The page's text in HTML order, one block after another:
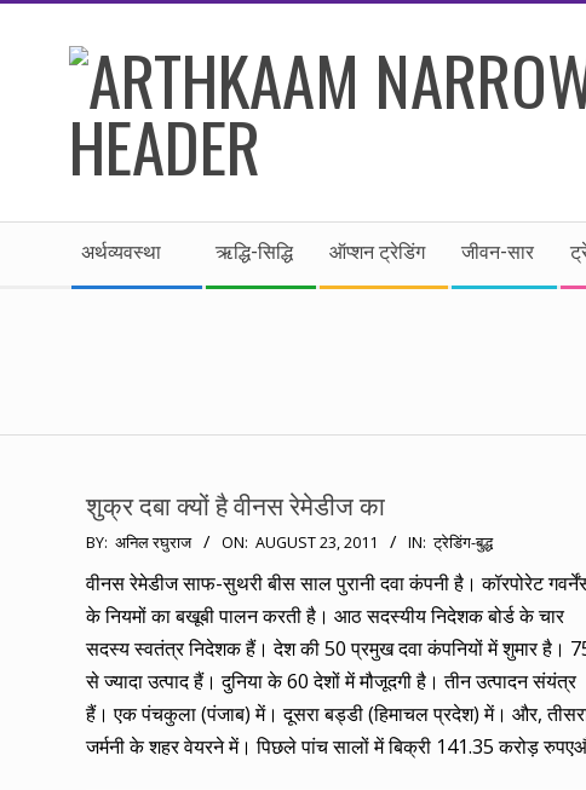
।।
अर्थकाम।।
FINANCIALLY
CLEVER!
Secondary
अर्थव्यवस्था ऋद्धि-सिद्धि ऑप्शन ट्रेडिंग जीवन-सार
शुक्र दबा क्यों है वीनस रेमेडीज का
2011-
08-
23
BY: अनिल रघुराज ON: AUGUST 23, 2011 IN: ट्रेडिंग-बुद्ध
वीनस रेमेडीज साफ-सुथरी बीस साल पुरानी दवा कंपनी है। कॉरपोरेट
के नियमों का बखूबी पालन करती है। आठ सदस्यीय निदेशक बोर्ड के चार
सदस्य स्वतंत्र निदेशक हैं। देश की 50 प्रमुख दवा कंपनियों में शुमार है।
से ज्यादा उत्पाद हैं। दुनिया के 60 देशों में मौजूदगी है। तीन उत्पादन संयंत्र
हैं। एक पंचकुला (पंजाब) में। दूसरा बड्डी (हिमाचल प्रदेश) में। और,
जर्मनी के शहर वेयरने में। पिछले पांच सालों में बिक्री 141.35 करोड़